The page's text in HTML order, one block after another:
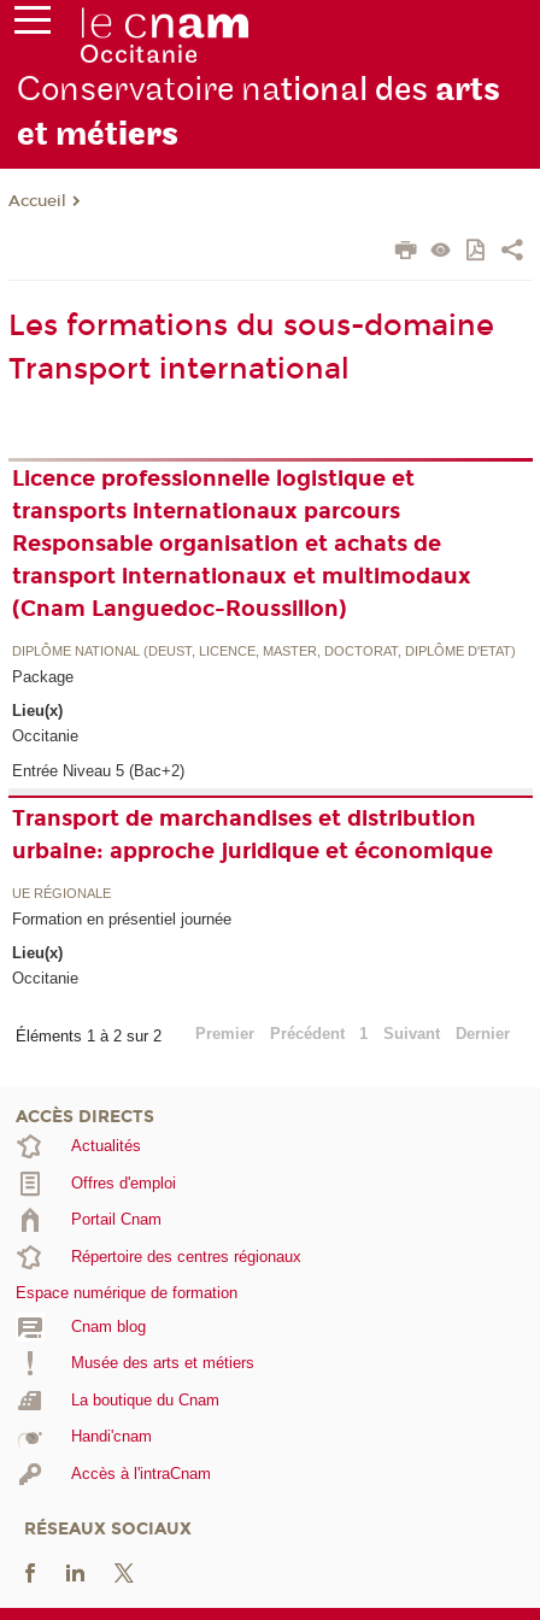
Conservatoire national des arts
et métiers
Accueil
Les formations du sous-domaine
Transport international
Licence professionnelle logistique et
transports internationaux parcours
Responsable organisation et achats de
transport internationaux et multimodaux
(Cnam Languedoc-Roussillon)
DIPLÔME NATIONAL (DEUST, LICENCE, MASTER, DOCTORAT, DIPLÔME D'ETAT)
Package
Lieu(x)
Occitanie
Entrée Niveau 5 (Bac+2)
Transport de marchandises et distribution
urbaine: approche juridique et économique
UE RÉGIONALE
Formation en présentiel journée
Lieu(x)
Occitanie
Éléments 1 à 2 sur 2 Premier Précédent 1 Suivant Dernier
ACCÈS DIRECTS
Actualités
Offres d'emploi
Portail Cnam
Répertoire des centres régionaux
Espace numérique de formation
Cnam blog
Musée des arts et métiers
La boutique du Cnam
Handi'cnam
Accès à l'intraCnam
RÉSEAUX SOCIAUX